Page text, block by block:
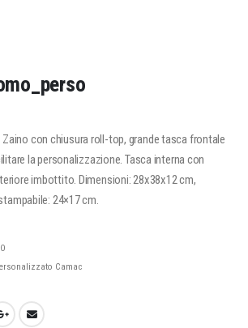
Zaino con chiusura roll-top, grande tasca frontale
la personalizzazione. Tasca interna con
imbottito. Dimensioni: 28x38x12 cm,
24×17 cm.
Camac